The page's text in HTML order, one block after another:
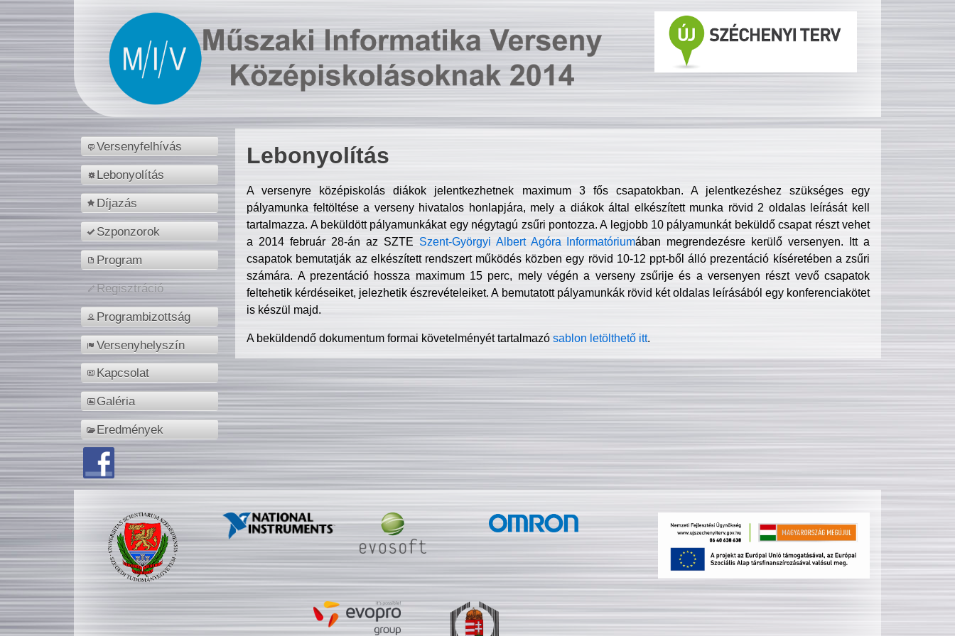
Versenyfelhívás
Lebonyolítás
Díjazás
Szponzorok
Program
Regisztráció
Programbizottság
Versenyhelyszín
Kapcsolat
Galéria
Eredmények
Lebonyolítás
A versenyre középiskolás diákok jelentkezhetnek maximum 3 fős csapatokban. A jelentkezéshez szükséges egy
pályamunka feltöltése a verseny hivatalos honlapjára, mely a diákok által elkészített munka rövid 2 oldalas leírását kell
tartalmazza. A beküldött pályamunkákat egy négytagú zsűri pontozza. A legjobb 10 pályamunkát beküldő csapat részt vehet
a 2014 február 28-án az SZTE Szent-Györgyi Albert Agóra Informatóriumában megrendezésre kerülő versenyen. Itt a
csapatok bemutatják az elkészített rendszert működés közben egy rövid 10-12 ppt-ből álló prezentáció kíséretében a zsűri
számára. A prezentáció hossza maximum 15 perc, mely végén a verseny zsűrije és a versenyen részt vevő csapatok
feltehetik kérdéseiket, jelezhetik észrevételeiket. A bemutatott pályamunkák rövid két oldalas leírásából egy konferenciakötet
is készül majd.
A beküldendő dokumentum formai követelményét tartalmazósablon letölthető itt.